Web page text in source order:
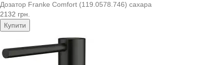
Дозатор Franke Comfort (119.0578.746) сахара
2132 грн.
Купити